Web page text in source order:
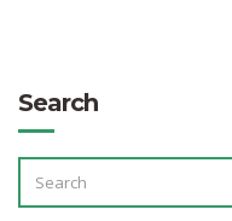
Search
SEARCH
FOR: